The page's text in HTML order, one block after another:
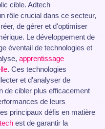
cible. Adtech
rôle crucial dans ce secteur,
de gérer et d'optimiser
Le développement de
éventail de technologies et
apprentissage
. Ces technologies
et d'analyser de
de cibler plus efficacement
de leurs
principaux défis en matière
est de garantir la